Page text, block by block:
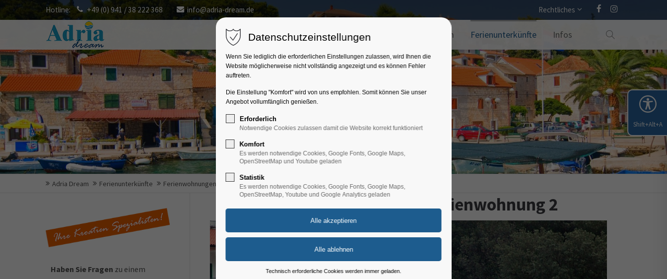
Hotline: +49 (0) 941 / 38 222 368 info@adria-dream.de Rechtliches
Home Kroatien Trainingslager Gruppenprogramm Ferienunterkünfte Infos
Adria Dream Ferienunterkünfte Ferienwohnungen Objekt
Villa Bruna, Rabac - Ferienwohnung 2
Haben Sie Fragen zu einem
Datenschutzeinstellungen
Wenn Sie lediglich die erforderlichen Einstellungen zulassen, wird Ihnen die
Website möglicherweise nicht vollständig angezeigt und es können Fehler
auftreten.
Die Einstellung "Komfort" wird von uns empfohlen. Somit können Sie unser
Angebot vollumfänglich genießen.
Erforderlich
Notwendige Cookies zulassen damit die Website korrekt funktioniert
Komfort
Es werden notwendige Cookies, Google Fonts, Google Maps,
OpenStreetMap und Youtube geladen
Statistik
Es werden notwendige Cookies, Google Fonts, Google Maps,
OpenStreetMap, Youtube und Google Analytics geladen
Technisch erforderliche Cookies werden immer geladen.
Shift+Alt+A